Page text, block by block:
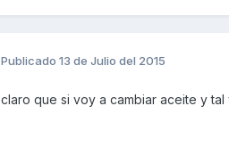
Publicado 13 de Julio del 2015
claro que si voy a cambiar aceite y